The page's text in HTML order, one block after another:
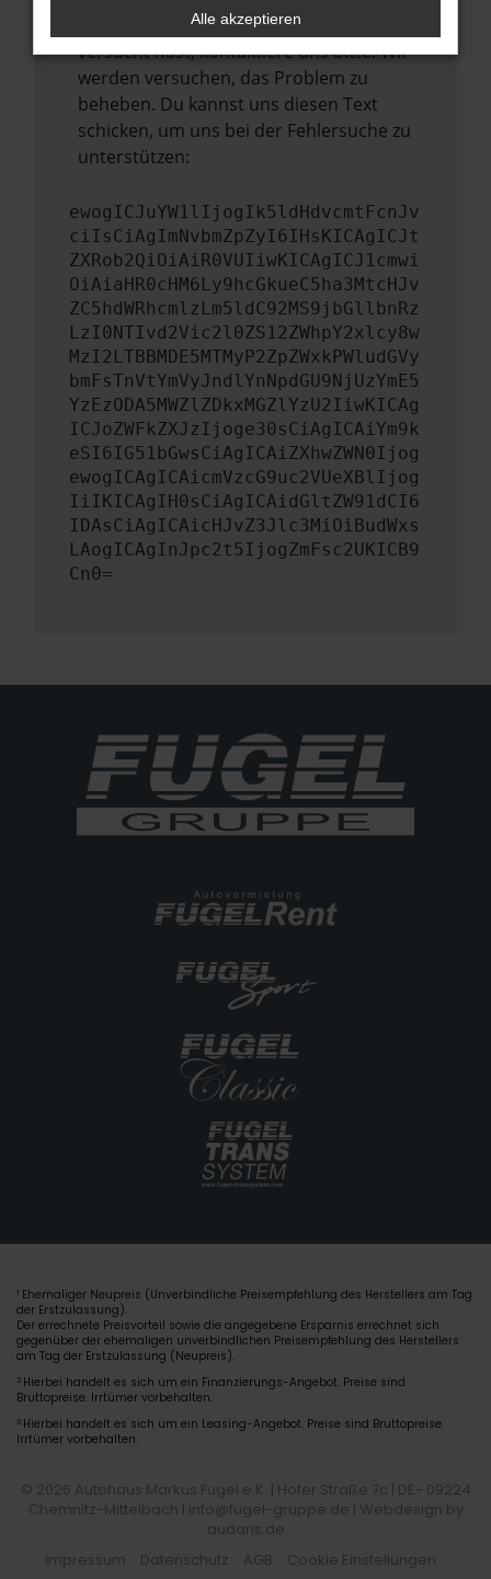
Wenn du alle oben genannten Schritte
versucht hast, kontaktiere uns bitte. Wir
werden versuchen, das Problem zu
beheben. Du kannst uns diesen Text
schicken, um uns bei der Fehlersuche zu
unterstützen:
ewogICJuYW1lIjogIk5ldHdvcmtFcnJv
ciIsCiAgImNvbmZpZyI6IHsKICAgICJt
ZXRob2QiOiAiR0VUIiwKICAgICJ1cmwi
OiAiaHR0cHM6Ly9hcGkueC5ha3MtcHJv
ZC5hdWRhcmlzLm5ldC92MS9jbGllbnRz
LzI0NTIvd2Vic2l0ZS12ZWhpY2xlcy8w
MzI2LTBBMDE5MTMyP2ZpZWxkPWludGVy
bmFsTnVtYmVyJndlYnNpdGU9NjUzYmE5
YzEzODA5MWZlZDkxMGZlYzU2IiwKICAg
ICJoZWFkZXJzIjoge30sCiAgICAiYm9k
eSI6IG51bGwsCiAgICAiZXhwZWN0Ijog
ewogICAgICAicmVzcG9uc2VUeXBlIjog
IiIKICAgIH0sCiAgICAidGltZW91dCI6
IDAsCiAgICAicHJvZ3Jlc3MiOiBudWxs
LAogICAgInJpc2t5IjogZmFsc2UKICB9
Cn0=
1 Ehemaliger Neupreis (Unverbindliche Preisempfehlung des Herstellers am Tag
der Erstzulassung).
Der errechnete Preisvorteil sowie die angegebene Ersparnis errechnet sich
gegenüber der ehemaligen unverbindlichen Preisempfehlung des Herstellers
am Tag der Erstzulassung (Neupreis).
2 Hierbei handelt es sich um ein Finanzierungs-Angebot. Preise sind
Bruttopreise. Irrtümer vorbehalten.
3 Hierbei handelt es sich um ein Leasing-Angebot. Preise sind Bruttopreise.
Irrtümer vorbehalten.
© 2026 Autohaus Markus Fugel e.K. | Hofer Straße 7c | DE- 09224
Chemnitz-Mittelbach | info@fugel-gruppe.de | Webdesign by
audaris.de
Impressum
Datenschutz AGB Cookie Einstellungen
Alle akzeptieren